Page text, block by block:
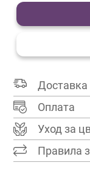
Доставка
Оплата
Уход за
Правила